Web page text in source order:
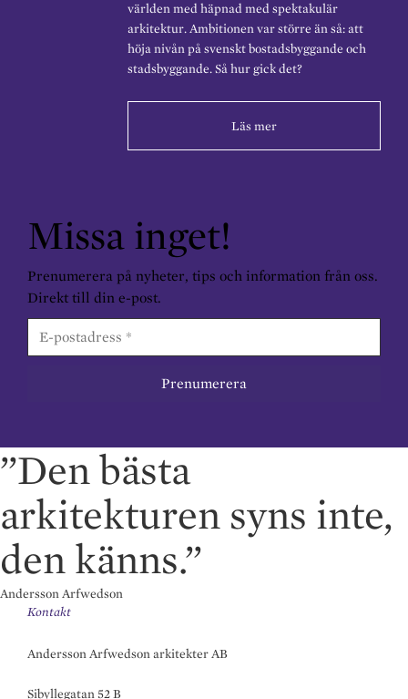
Missa inget!
Prenumerera på nyheter, tips och information från oss.
Direkt till din e-post.
världen med häpnad med spektakulär
arkitektur. Ambitionen var större än så: att
höja nivån på svenskt bostadsbyggande och
stadsbyggande. Så hur gick det?
Läs mer
”Den bästa
arkitekturen syns inte,
den känns.”
Andersson Arfwedson
Kontakt
Andersson Arfwedson arkitekter AB
Sibyllegatan 52 B